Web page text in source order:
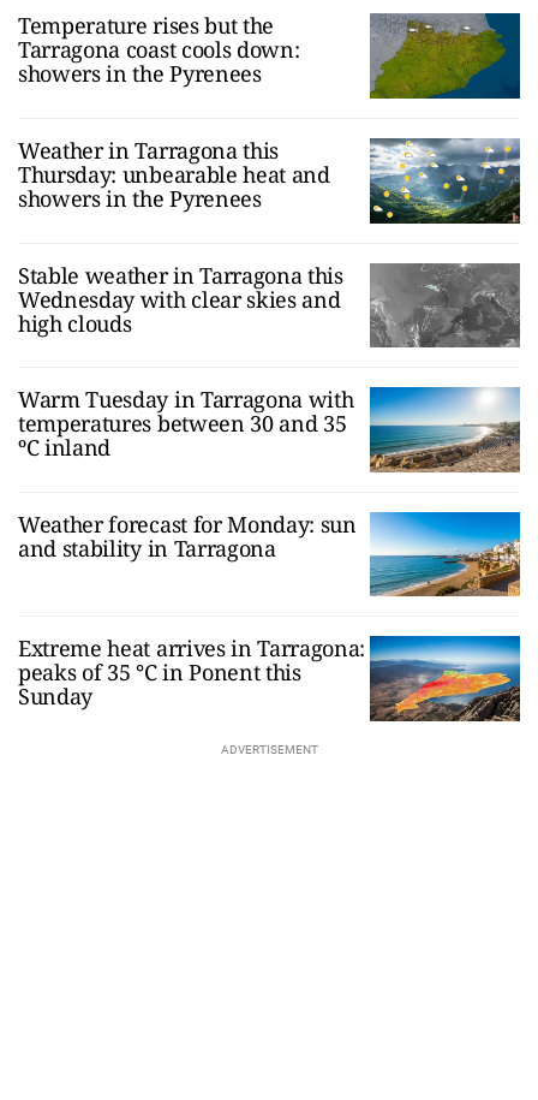
Temperature rises but the
Tarragona coast cools down:
showers in the Pyrenees
Weather in Tarragona this
Thursday: unbearable heat and
showers in the Pyrenees
Stable weather in Tarragona this
Wednesday with clear skies and
high clouds
Warm Tuesday in Tarragona with
temperatures between 30 and 35
ºC inland
Weather forecast for Monday: sun
and stability in Tarragona
Extreme heat arrives in Tarragona:
peaks of 35 °C in Ponent this
Sunday